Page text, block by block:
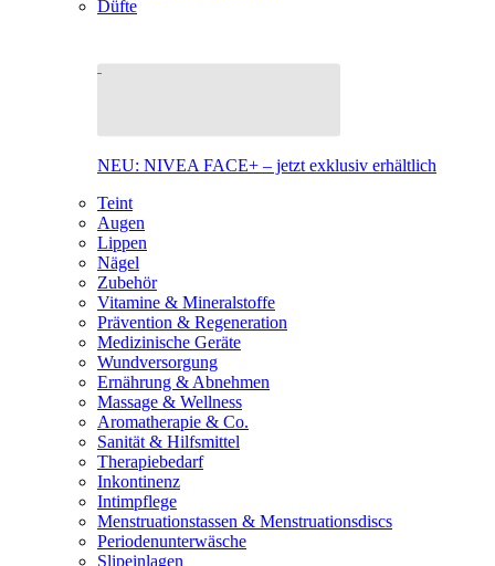
Düfte
NEU: NIVEA FACE+ – jetzt exklusiv erhältlich
Teint
Augen
Lippen
Nägel
Zubehör
Vitamine & Mineralstoffe
Prävention & Regeneration
Medizinische Geräte
Wundversorgung
Ernährung & Abnehmen
Massage & Wellness
Aromatherapie & Co.
Sanität & Hilfsmittel
Therapiebedarf
Inkontinenz
Intimpflege
Menstruationstassen & Menstruationsdiscs
Periodenunterwäsche
Slipeinlagen